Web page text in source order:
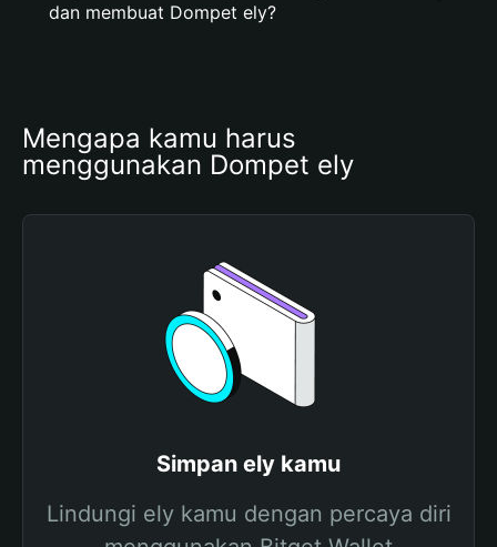
dan membuat Dompet ely?
Mengapa kamu harus
menggunakan Dompet ely
Simpan ely kamu
Lindungi ely kamu dengan percaya diri